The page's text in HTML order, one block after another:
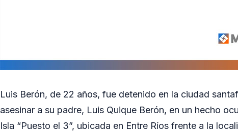
Luis Berón, de 22 años, fue detenido en la ciudad
asesinar a su padre, Luis Quique Berón, en un hecho
Isla “Puesto el 3”, ubicada en Entre Ríos frente a la